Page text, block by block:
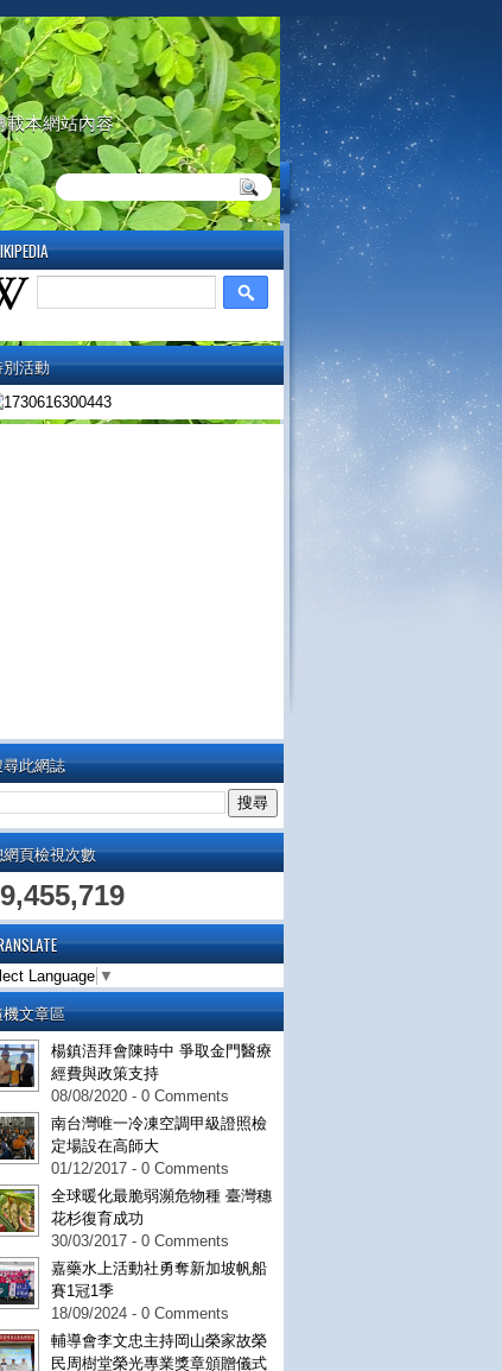
載本網站內容
活動
此網誌
頁檢視次數
Language ▼
文章區
楊鎮浯拜會陳時中 爭取金門醫療
經費與政策支持
08/08/2020 - 0 Comments
南台灣唯一冷凍空調甲級證照檢
定場設在高師大
01/12/2017 - 0 Comments
全球暖化最脆弱瀕危物種 臺灣穗
花杉復育成功
30/03/2017 - 0 Comments
嘉藥水上活動社勇奪新加坡帆船
賽1冠1季
18/09/2024 - 0 Comments
輔導會李文忠主持岡山榮家故榮
民周樹堂榮光專業獎章頒贈儀式